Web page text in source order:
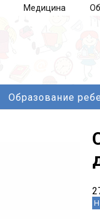
Медицина
Образование